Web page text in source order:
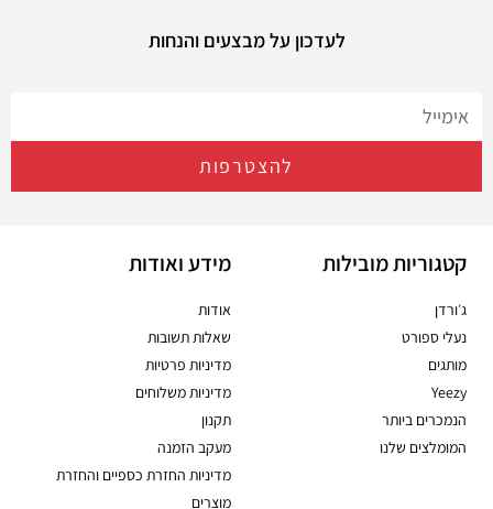
לעדכון על מבצעים והנחות
להצטרפות
קטגוריות מובילות
ג׳ורדן
נעלי ספורט
מותגים
Yeezy
הנמכרים ביותר
המומלצים שלנו
מידע ואודות
אודות
שאלות תשובות
מדיניות פרטיות
מדיניות משלוחים
תקנון
מעקב הזמנה
מדיניות החזרת כספיים והחזרת
מוצרים